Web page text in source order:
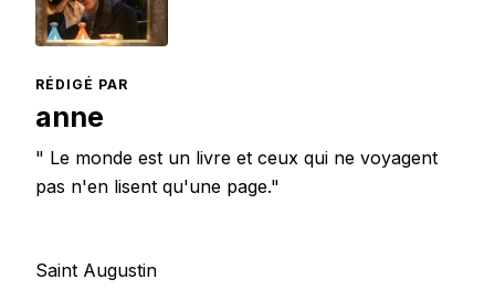
RÉDIGÉ PAR
anne
" Le monde est un livre et ceux qui ne voyagent
pas n'en lisent qu'une page."
Saint Augustin